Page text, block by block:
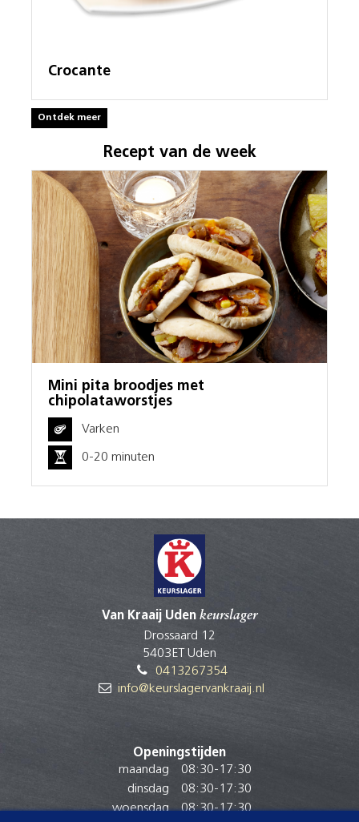
Crocante
Ontdek meer
Recept van de week
Mini pita broodjes met
chipolataworstjes
Varken
0-20 minuten
Van Kraaij Uden keurslager
Drossaard 12
5403ET Uden
0413267354
info@keurslagervankraaij.nl
Openingstijden
maandag
08:30-17:30
dinsdag
08:30-17:30
woensdag
08:30-17:30